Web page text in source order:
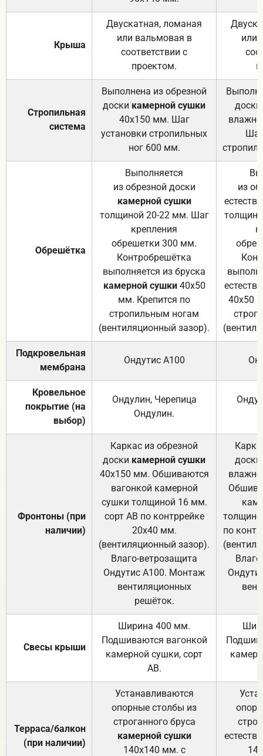
Крыша
Двускатная, ломаная
или вальмовая в
соответствии с
проектом.
или
Стропильная
система
Выполнена из обрезной
доски камерной сушки
40х150 мм. Шаг
установки стропильных
ног 600 мм.
доски
Обрешётка
Выполняется
из обрезной доски
камерной сушки
толщиной 20-22 мм. Шаг
крепления
обрешетки 300 мм.
Контробрешётка
выполняется из бруска
камерной сушки40х50
мм. Крепится по
стропильным ногам
(вентиляционный зазор).
из
40х50
Подкровельная
мембрана
Ондутис А100
Кровельное
покрытие (на
выбор)
Ондулин, Черепица
Ондулин.
Фронтоны (при
наличии)
Каркас из обрезной
доски камерной сушки
40х150 мм. Обшиваются
вагонкой камерной
сушки толщиной 16 мм.
сорт АВ по контррейке
20х40 мм.
(вентиляционный зазор).
Влаго-ветрозащита
Ондутис А100. Монтаж
вентиляционных
решёток.
доски
по
Свесы крыши
Ширина 400 мм.
Подшиваются вагонкой
камерной сушки, сорт
АВ.
Терраса/балкон
(при наличии)
Устанавливаются
опорные столбы из
строганного бруса
камерной сушки
140х140 мм. с